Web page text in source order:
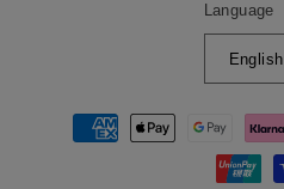
Language
English
Payment
methods